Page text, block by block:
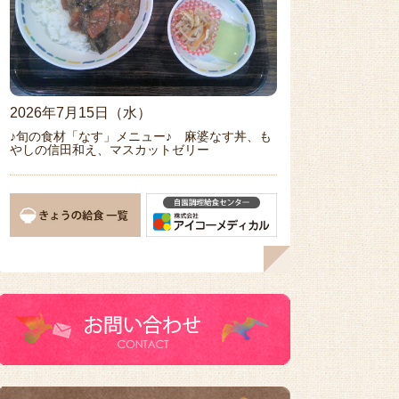
2026年7月15日（水）
♪旬の食材「なす」メニュー♪ 麻婆なす丼、も
やしの信田和え、マスカットゼリー